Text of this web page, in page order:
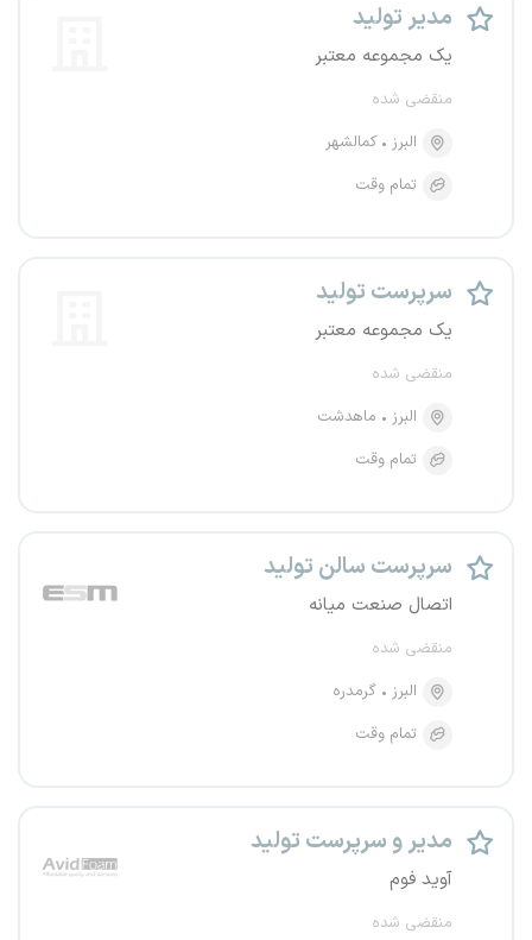
مدیر تولید
یک مجموعه معتبر
منقضی شده
البرز
کمالشهر
تمام وقت
سرپرست تولید
یک مجموعه معتبر
منقضی شده
البرز
ماهدشت
تمام وقت
سرپرست سالن تولید
اتصال صنعت میانه
منقضی شده
البرز
گرمدره
تمام وقت
مدیر و سرپرست تولید
آوید فوم
منقضی شده